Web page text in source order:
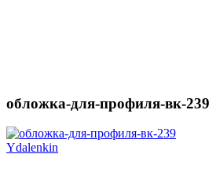
обложка-для-профиля-вк-239
Ydalenkin